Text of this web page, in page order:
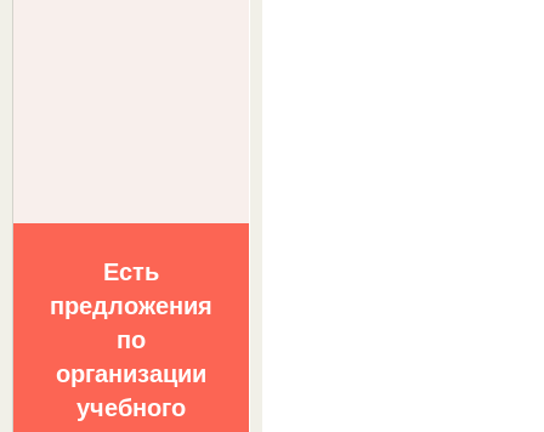
Есть
предложения
по
организации
учебного